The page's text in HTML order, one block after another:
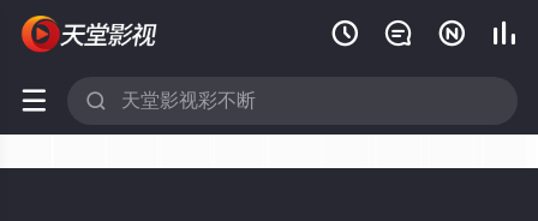
   
 